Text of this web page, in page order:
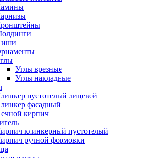
Углы врезные
Углы накладные
пустотелый лицевой
фасадный
кирпич
клинкерный пустотелый
ручной формовки